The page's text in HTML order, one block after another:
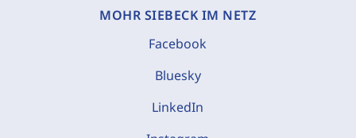
MOHR SIEBECK IM NETZ
Facebook
Bluesky
LinkedIn